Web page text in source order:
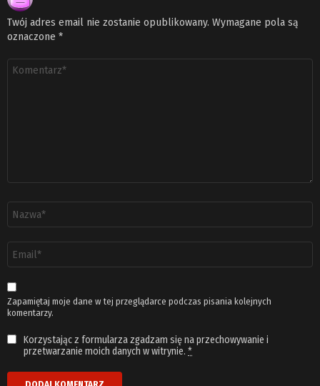
Twój adres email nie zostanie opublikowany. Wymagane pola są
oznaczone *
Komentarz
email
*
Zapamiętaj moje dane w tej przeglądarce podczas pisania kolejnych
komentarzy.
Korzystając z formularza zgadzam się na przechowywanie i
przetwarzanie moich danych w witrynie. *